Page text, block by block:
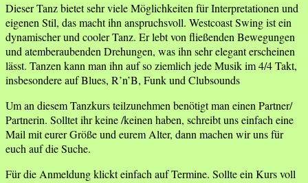
Dieser Tanz bietet sehr viele Möglichkeiten für Interpretationen und
eigenen Stil, das macht ihn anspruchsvoll. Westcoast Swing ist ein
dynamischer und cooler Tanz. Er lebt von fließenden Bewegungen
und atemberaubenden Drehungen, was ihn sehr elegant erscheinen
lässt. Tanzen kann man ihn auf so ziemlich jede Musik im 4/4 Takt,
insbesondere auf Blues, R’n’B, Funk und Clubsounds
Um an diesem Tanzkurs teilzunehmen benötigt man einen Partner/
Partnerin. Solltet ihr keine /keinen haben, schreibt uns einfach eine
Mail mit eurer Größe und eurem Alter, dann machen wir uns für
euch auf die Suche.
Für die Anmeldung klickt einfach auf Termine. Sollte ein Kurs voll